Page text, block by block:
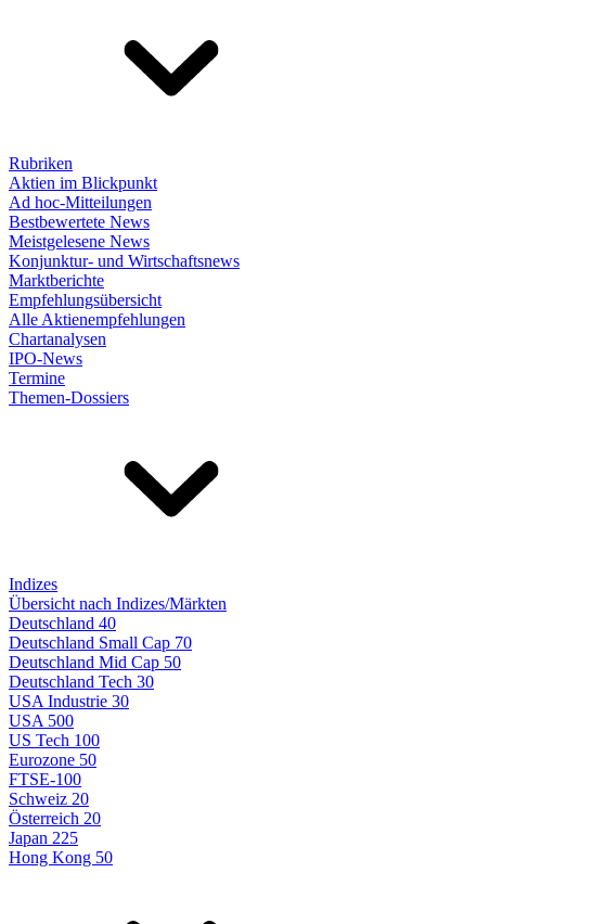
Rubriken
Aktien im Blickpunkt
Ad hoc-Mitteilungen
Bestbewertete News
Meistgelesene News
Konjunktur- und Wirtschaftsnews
Marktberichte
Empfehlungsübersicht
Alle Aktienempfehlungen
Chartanalysen
IPO-News
Termine
Themen-Dossiers
Indizes
Übersicht nach Indizes/Märkten
Deutschland 40
Deutschland Small Cap 70
Deutschland Mid Cap 50
Deutschland Tech 30
USA Industrie 30
USA 500
US Tech 100
Eurozone 50
FTSE-100
Schweiz 20
Österreich 20
Japan 225
Hong Kong 50